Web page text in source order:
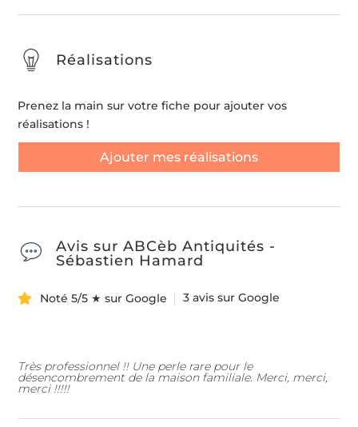
Réalisations
Prenez la main sur votre fiche pour ajouter vos
réalisations !
Ajouter mes réalisations
Avis sur ABCèb Antiquités -
Sébastien Hamard
Noté 5/5 ★ sur Google 3 avis sur Google
Très professionnel !! Une perle rare pour le
désencombrement de la maison familiale. Merci, merci,
merci !!!!!